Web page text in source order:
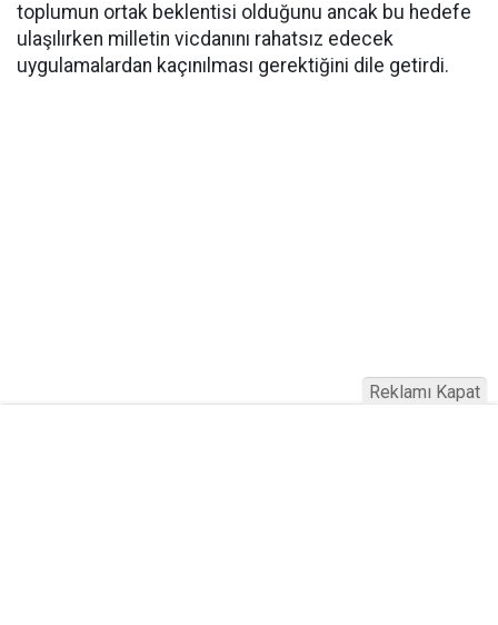
toplumun ortak beklentisi olduğunu ancak bu hedefe
ulaşılırken milletin vicdanını rahatsız edecek
uygulamalardan kaçınılması gerektiğini dile getirdi.
Reklamı Kapat